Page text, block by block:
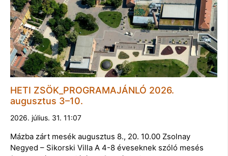
HETI ZSÖK_PROGRAMAJÁNLÓ 2026.
augusztus 3–10.
2026. július. 31. 11:07
Mázba zárt mesék augusztus 8., 20. 10.00 Zsolnay
Negyed – Sikorski Villa A 4-8 éveseknek szóló mesés